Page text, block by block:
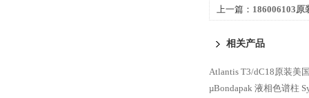
上一篇： 186006103原
相关产品
Atlantis T3/dC18原装美
µBondapak 液相色谱柱